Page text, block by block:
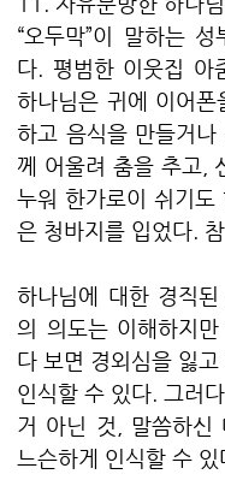
“오두막”이 말하는
다. 평범한 이웃집 아
하나님은 귀에 이어
하고 음식을 만들거
께 어울려 춤을 추고,
누워 한가로이 쉬기도
은 청바지를 입었다.
하나님에 대한 경직
의 의도는 이해하지
다 보면 경외심을 잃
인식할 수 있다. 그러
거 아닌 것, 말씀하신
느슨하게 인식할 수